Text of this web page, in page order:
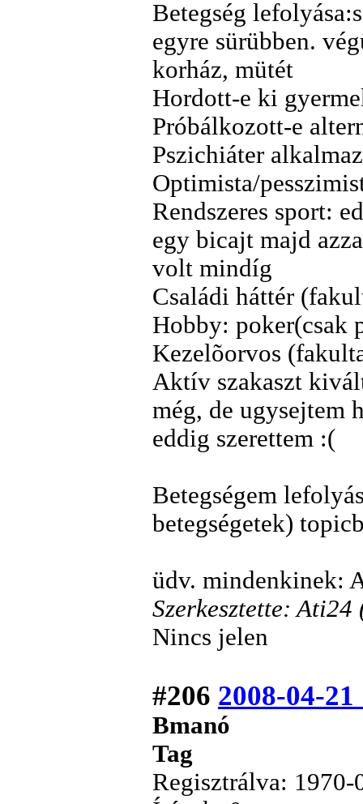
Betegség
egyre sürübben.
korház, mütét
Hordott-e ki
Próbálkozott-e
Pszichiáter
Optimista/
Rendszeres sport:
egy bicajt majd
volt mindíg
Családi háttér
Hobby: poker(csak
Kezelõorvos
Aktív szakaszt
még, de ugysejtem
eddig szerettem :(
Betegségem
betegségetek)
üdv. mindenkinek:
Szerkesztette:
Nincs jelen
#206 2008-04-21
Bmanó
Tag
Regisztrálva: 1970-